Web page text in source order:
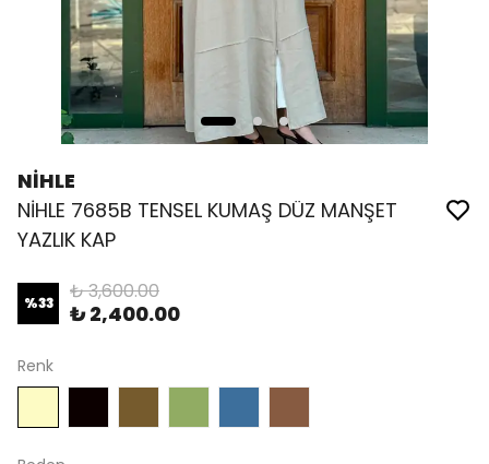
NİHLE
NİHLE 7685B TENSEL KUMAŞ DÜZ MANŞET
YAZLIK KAP
%33 ₺ 3,600.00
₺ 2,400.00
Renk